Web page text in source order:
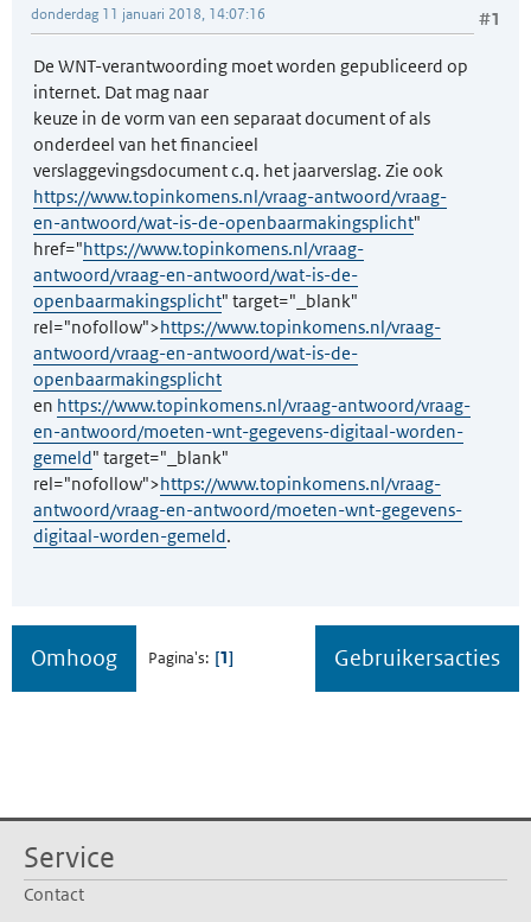
#1
donderdag 11 januari 2018, 14:07:16
De WNT-verantwoording moet worden gepubliceerd op
internet. Dat mag naar
keuze in de vorm van een separaat document of als
onderdeel van het financieel
verslaggevingsdocument c.q. het jaarverslag. Zie ook
https://www.topinkomens.nl/vraag-antwoord/vraag-
en-antwoord/wat-is-de-openbaarmakingsplicht"
href="https://www.topinkomens.nl/vraag-
antwoord/vraag-en-antwoord/wat-is-de-
openbaarmakingsplicht" target="_blank"
rel="nofollow">https://www.topinkomens.nl/vraag-
antwoord/vraag-en-antwoord/wat-is-de-
openbaarmakingsplicht
en https://www.topinkomens.nl/vraag-antwoord/vraag-
en-antwoord/moeten-wnt-gegevens-digitaal-worden-
gemeld" target="_blank"
rel="nofollow">https://www.topinkomens.nl/vraag-
antwoord/vraag-en-antwoord/moeten-wnt-gegevens-
digitaal-worden-gemeld.
Omhoog Pagina's 1 Gebruikersacties
Service
Contact